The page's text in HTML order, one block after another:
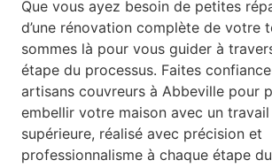
Que vous ayez besoin de petites
d’une rénovation complète de votre
sommes là pour vous guider à
étape du processus. Faites
artisans couvreurs à Abbeville pour
embellir votre maison avec un
supérieure, réalisé avec précision et
professionnalisme à chaque étape